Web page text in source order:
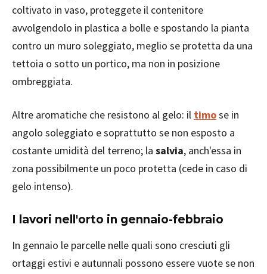
coltivato in vaso, proteggete il contenitore
avvolgendolo in plastica a bolle e spostando la pianta
contro un muro soleggiato, meglio se protetta da una
tettoia o sotto un portico, ma non in posizione
ombreggiata.
Altre aromatiche che resistono al gelo: il timose in
angolo soleggiato e soprattutto se non esposto a
costante umidità del terreno; la salvia, anch'essa in
zona possibilmente un poco protetta (cede in caso di
gelo intenso).
I lavori nell'orto in gennaio-febbraio
In gennaio le parcelle nelle quali sono cresciuti gli
ortaggi estivi e autunnali possono essere vuote se non